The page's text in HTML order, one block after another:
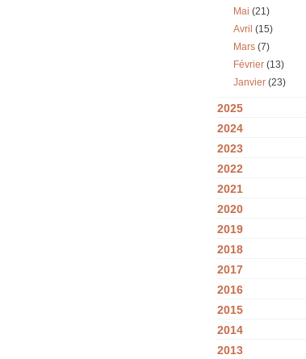
Mai (21)
Avril (15)
Mars (7)
Février (13)
Janvier (23)
2025
2024
2023
2022
2021
2020
2019
2018
2017
2016
2015
2014
2013